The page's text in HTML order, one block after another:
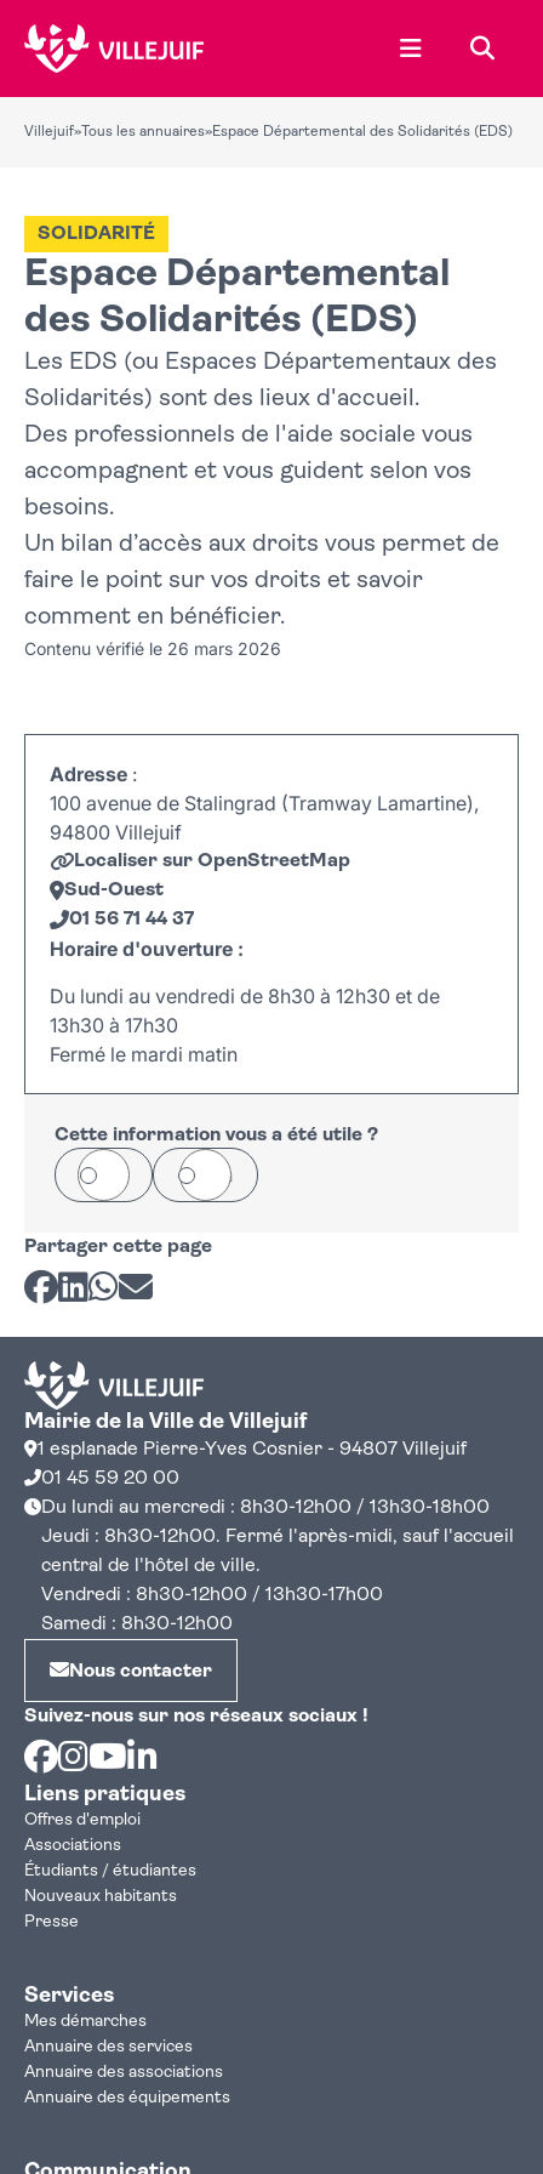
Ouvrir le
Villejuif» Tous les annuaires»Espace Départemental des Solidarités (EDS)
Espace Départemental
des Solidarités (EDS)
SOLIDARITÉ
Les EDS (ou Espaces Départementaux des
Solidarités) sont des lieux d'accueil.
Des professionnels de l'aide sociale vous
accompagnent et vous guident selon vos
besoins.
Un bilan d’accès aux droits vous permet de
faire le point sur vos droits et savoir
comment en bénéficier.
Contenu vérifié le 26 mars 2026
Adresse :
100 avenue de Stalingrad (Tramway Lamartine),
94800 Villejuif
Localiser sur OpenStreetMap
Sud-Ouest
01 56 71 44 37
Horaire d'ouverture :
Du lundi au vendredi de 8h30 à 12h30 et de
13h30 à 17h30
Fermé le mardi matin
+
−
Cette information vous a été utile ?
Oui Non
Partager cette page
Partager sur Facebook
Partager sur LinkedIn
Partager sur Whatsapp
Partager par courriel
Mairie de la Ville de Villejuif
1 esplanade Pierre-Yves Cosnier - 94807 Villejuif
01 45 59 20 00
Du lundi au mercredi : 8h30-12h00 / 13h30-18h00
Jeudi : 8h30-12h00. Fermé l'après-midi, sauf l'accueil
central de l'hôtel de ville.
Vendredi : 8h30-12h00 / 13h30-17h00
Samedi : 8h30-12h00
Nous contacter
Suivez-nous sur nos réseaux sociaux !
Facebook
Instagram
Youtube
Liens pratiques
Offres d'emploi
Associations
Étudiants / étudiantes
Nouveaux habitants
Presse
Services
Mes démarches
Annuaire des services
Annuaire des associations
Annuaire des équipements